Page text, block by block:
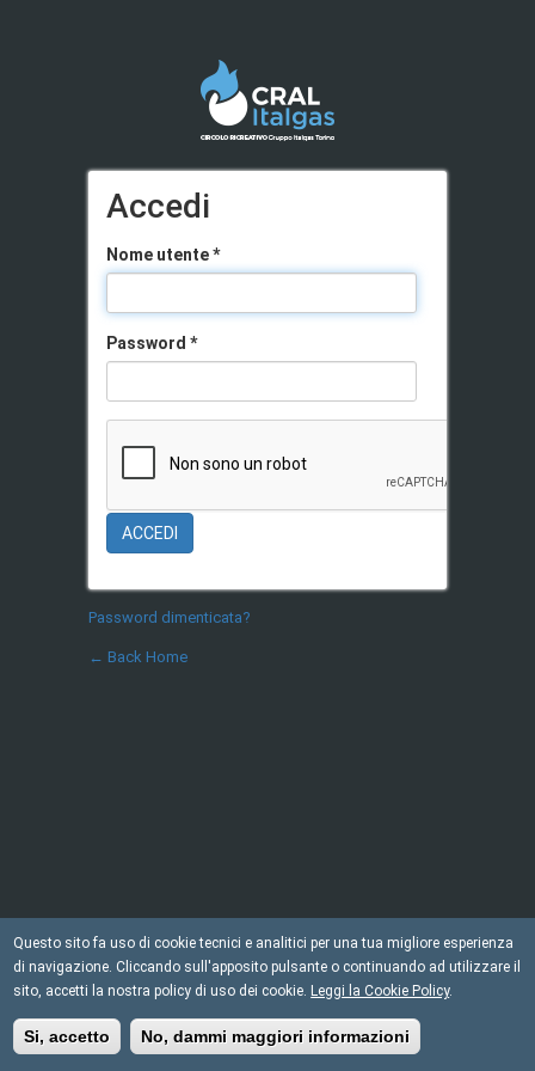
Accedi
Nome utente*
Password *
ACCEDI
Password dimenticata?
← Back Home
Questo sito fa uso di cookie tecnici e analitici per una tua migliore esperienza
di navigazione. Cliccando sull'apposito pulsante o continuando ad utilizzare il
sito, accetti la nostra policy di uso dei cookie. Leggi la Cookie Policy.
Si, accetto No, dammi maggiori informazioni